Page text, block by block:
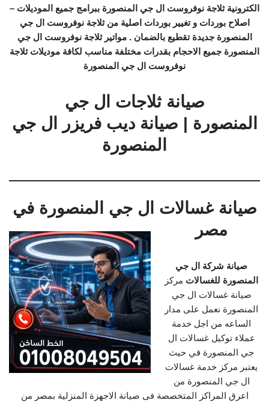
الكترونية ثلاجة نوفروست ال جي المنصورة ببرامج جميع الموديلات –
اصلاح بوردات و تغيير بوردات اصلية من ثلاجة نوفروست ال جي
المنصورة جديدة تقطيع بالضمان . مواتير ثلاجة نوفروست ال جي
المنصورة جميع الاحجام بقدرات مختلفة مناسب لكافة موديلات ثلاجة
نوفروست ال جي المنصورة
صيانة ثلاجات ال جي
المنصورة | صيانة ديب فريزر ال جي
المنصورة
صيانة غسالات ال جي المنصورة في
مصر
صيانة شركة ال جي
المنصورة للغسالات مركز
صيانة غسالات ال جي
المنصورة نعمل على مدار
الساعه من اجل خدمة
عملاء توكيل غسالات ال
جي المنصورة في حيث
يعتبر مركز خدمة غسالات
ال جي المنصورة من
اعرق المراكز المتخصصة فى صيانة الاجهزة المنزلية بمصر من